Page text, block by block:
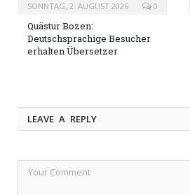
SONNTAG, 2. AUGUST 2026 0
Quästur Bozen:
Deutschsprachige Besucher
erhalten Übersetzer
LEAVE A REPLY